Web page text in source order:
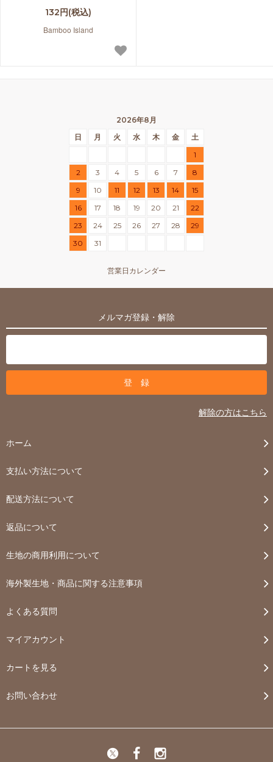
132円(税込)
Bamboo Island
2026年8月
日
月 火 水 木 金
土
1
2
3 4 5 6 7
8
9
10 11 12 13 14
15
16
17 18 19 20 21
22
23
24 25 26 27 28
29
30
31
営業日カレンダー
メルマガ登録・解除
解除の方はこちら
ホーム
支払い方法について
配送方法について
返品について
生地の商用利用について
海外製生地・商品に関する注意事項
よくある質問
マイアカウント
カートを見る
お問い合わせ